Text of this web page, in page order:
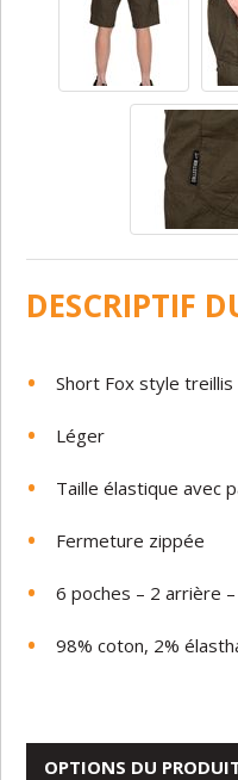
DESCRIPTIF
Short Fox style treillis
Léger
Taille élastique avec
Fermeture zippée
6 poches – 2 arrière
98% coton, 2%
OPTIONS DU